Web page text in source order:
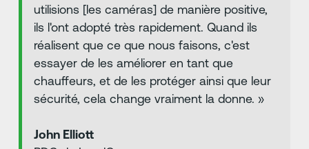
utilisions [les caméras] de manière positive,
ils l'ont adopté très rapidement. Quand ils
réalisent que ce que nous faisons, c'est
essayer de les améliorer en tant que
chauffeurs, et de les protéger ainsi que leur
sécurité, cela change vraiment la donne. »
John Elliott